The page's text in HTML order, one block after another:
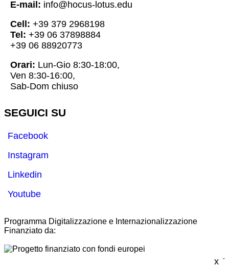
x
E-mail: info@hocus-lotus.edu
Cell: +39 379 2968198
Tel: +39 06 37898884
+39 06 88920773
Orari: Lun-Gio 8:30-18:00,
Ven 8:30-16:00,
Sab-Dom chiuso
SEGUICI SU
Facebook
Instagram
Linkedin
Youtube
Programma Digitalizzazione e Internazionalizzazione
Finanziato da:
-